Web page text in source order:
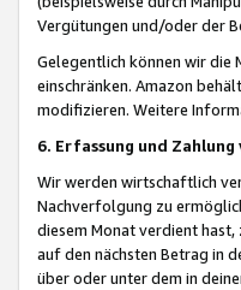
Vergütungen und/oder der
Gelegentlich können wir die
einschränken. Amazon
modifizieren. Weitere
6. Erfassung und
Wir werden wirtschaftlich
Nachverfolgung zu
diesem Monat verdient
auf den nächsten Betrag in
über oder unter dem in